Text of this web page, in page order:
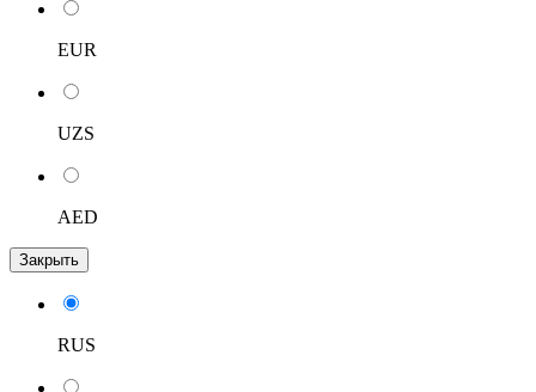
EUR
UZS
AED
Закрыть
RUS